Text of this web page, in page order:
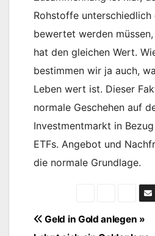
Rohstoffe
bewertet werden
hat den gleichen Wert.
bestimmen wir ja auch,
Leben wert ist. Dieser
normale Geschehen auf
Investmentmarkt in
ETFs. Angebot und
die normale Grundlage.
Beitragsnavigation
Geld in Gold anlegen »